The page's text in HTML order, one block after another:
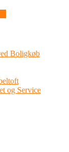
Boligkøb
og Service